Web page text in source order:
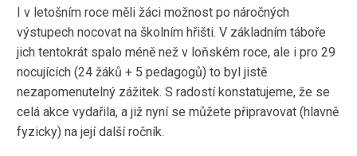
I v letošním roce měli žáci možnost po náročných
výstupech nocovat na školním hřišti. V základním táboře
jich tentokrát spalo méně než v loňském roce, ale i pro 29
nocujících (24 žáků + 5 pedagogů) to byl jistě
nezapomenutelný zážitek. S radostí konstatujeme, že se
celá akce vydařila, a již nyní se můžete připravovat (hlavně
fyzicky) na její další ročník.